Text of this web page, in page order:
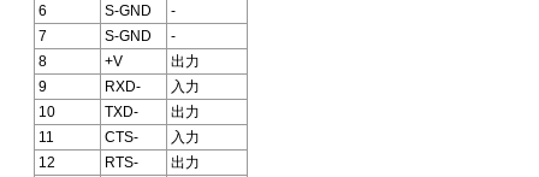
6
S-GND
-
7
S-GND
-
8
+V
出力
9
RXD-
入力
10
TXD-
出力
11
CTS-
入力
12
RTS-
出力